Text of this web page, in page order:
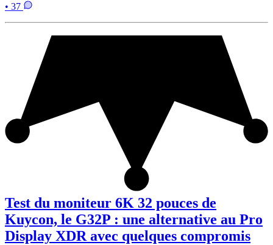
• 37
Test du moniteur 6K 32 pouces de
Kuycon, le G32P : une alternative au Pro
Display XDR avec quelques compromis